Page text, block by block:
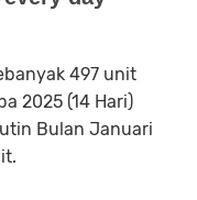
497 unit
2025 (14 Hari)
Bulan Januari